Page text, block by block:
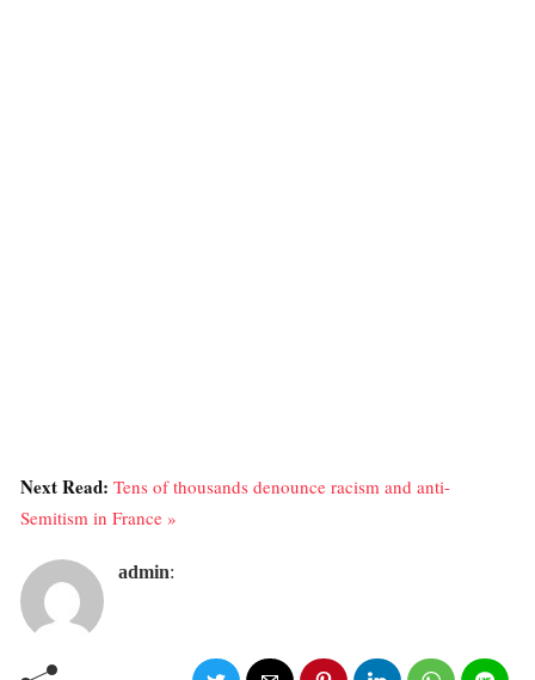
Next Read: Tens of thousands denounce racism and anti-
Semitism in France »
admin: